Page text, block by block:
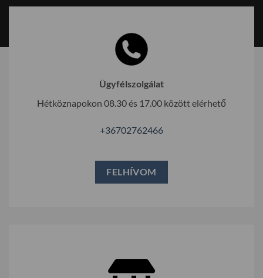
Ügyfélszolgálat
Hétköznapokon 08.30 és 17.00 között elérhető
+36702762466
FELHÍVOM